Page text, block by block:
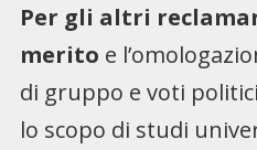
Per gli altri
merito e
di gruppo e voti
lo scopo di studi